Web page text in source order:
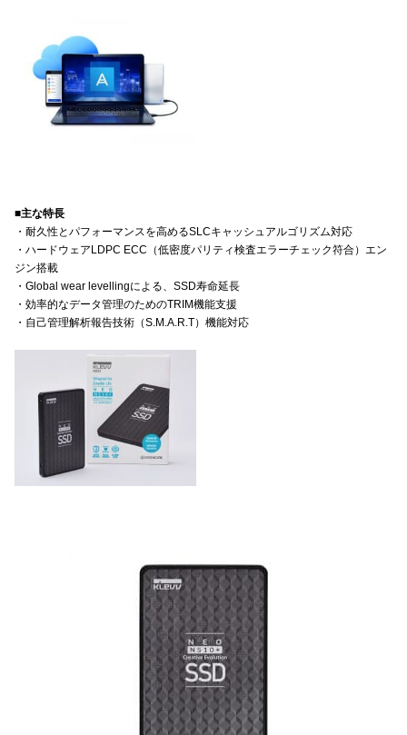
■主な特長
・耐久性とパフォーマンスを高めるSLCキャッシュアルゴリズム対応
・ハードウェアLDPC ECC（低密度パリティ検査エラーチェック符合）エン
ジン搭載
・Global wear levellingによる、SSD寿命延長
・効率的なデータ管理のためのTRIM機能支援
・自己管理解析報告技術（S.M.A.R.T）機能対応